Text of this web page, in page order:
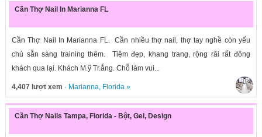
Cần Thợ Nail In Marianna FL
Cần Thợ Nail In Marianna FL. Cần nhiều thợ nail, thợ tay nghề còn yếu
chủ sẵn sàng training thêm. Tiệm đẹp, khang trang, rộng rãi rất đông
khách qua lại. Khách M.ỹ Tr.ắng. Chỗ làm vui...
4,407 lượt xem · Marianna, Florida»
Cần Thợ Nails Tampa, Florida - Bột, Gel, Design